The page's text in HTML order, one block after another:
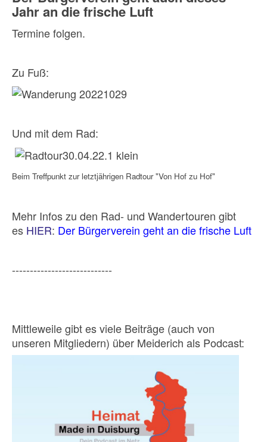
Jahr an die frische Luft
Termine folgen.
Zu Fuß:
Und mit dem Rad:
Beim Treffpunkt zur letztjährigen Radtour "Von Hof zu Hof"
Mehr Infos zu den Rad- und Wandertouren gibt
es HIER: Der Bürgerverein geht an die frische Luft
----------------------------
Mittleweile gibt es viele Beiträge (auch von
unseren Mitgliedern) über Meiderich als Podcast: